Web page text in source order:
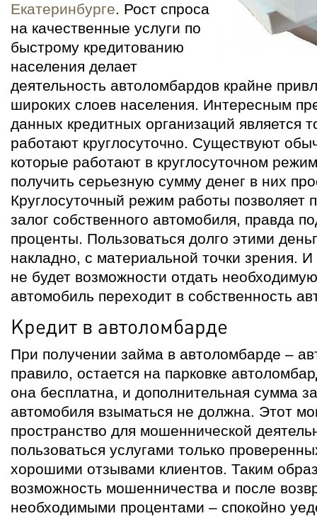
Екатеринбурге. Рост спроса
на качественные услуги по
быстрому кредитованию
населения делает
деятельность автоломбардов крайне
широких слоев населения. Интересным
данных кредитных организаций является
работают круглосуточно. Существуют
которые работают в круглосуточном
получить серьезную сумму денег в них
Круглосуточный режим работы позволяет
залог собственного автомобиля, правда
проценты. Пользоваться долго этими
накладно, с материальной точки зрения.
не будет возможности отдать
автомобиль переходит в собственность
Кредит в автоломбарде
При получении займа в автоломбарде –
правило, остается на парковке
она бесплатна, и дополнительная сумма
автомобиля взыматься не должна. Этот
пространство для мошеннической
пользоваться услугами только
хорошими отзывами клиентов. Таким
возможность мошенничества и после
необходимыми процентами – спокойно